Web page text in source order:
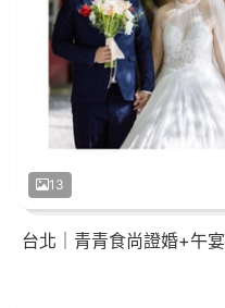
13
台北｜青青食尚證婚+午宴